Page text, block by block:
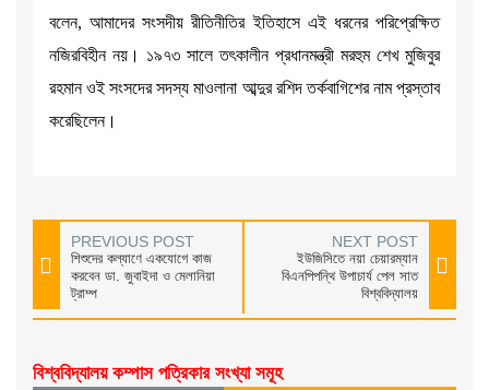
বলেন, আমাদের সংসদীয় রীতিনীতির ইতিহাসে এই ধরনের পরিপ্রেক্ষিত
নজিরবিহীন নয়। ১৯৭৩ সালে তৎকালীন প্রধানমন্ত্রী মরহুম শেখ মুজিবুর
রহমান ওই সংসদের সদস্য মাওলানা আব্দুর রশিদ তর্কবাগিশের নাম প্রস্তাব
করেছিলেন।
PREVIOUS POST
শিশুদের কল্যাণে একযোগে কাজ
করবেন ডা. জুবাইদা ও মেলানিয়া
ট্রাম্প
NEXT POST
ইউজিসিতে নয়া চেয়ারম্যান
বিএনপিপন্থি উপাচার্য পেল সাত
বিশ্ববিদ্যালয়
বিশ্ববিদ্যালয় কম্পাস পত্রিকার সংখ্যা সমূহ